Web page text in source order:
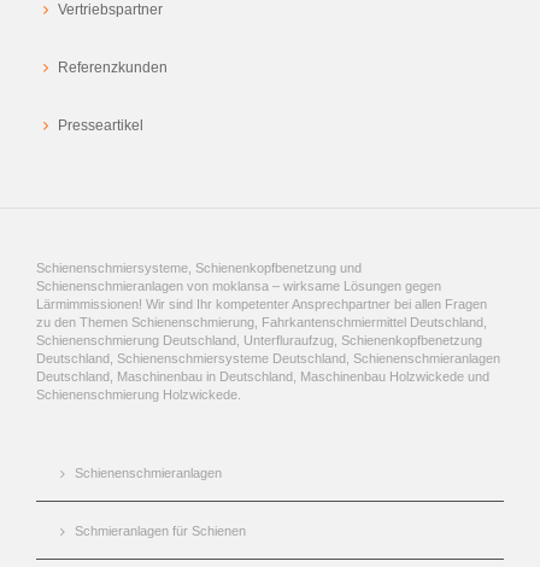
Vertriebspartner
Referenzkunden
Presseartikel
Schienenschmiersysteme, Schienenkopfbenetzung und
Schienenschmieranlagen von moklansa – wirksame Lösungen gegen
Lärmimmissionen! Wir sind Ihr kompetenter Ansprechpartner bei allen Fragen
zu den Themen Schienenschmierung, Fahrkantenschmiermittel Deutschland,
Schienenschmierung Deutschland, Unterfluraufzug, Schienenkopfbenetzung
Deutschland, Schienenschmiersysteme Deutschland, Schienenschmieranlagen
Deutschland, Maschinenbau in Deutschland, Maschinenbau Holzwickede und
Schienenschmierung Holzwickede.
Schienenschmieranlagen
Schmieranlagen für Schienen